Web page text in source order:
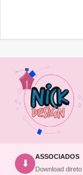
⬇
ASSOCIADOS
Download direto